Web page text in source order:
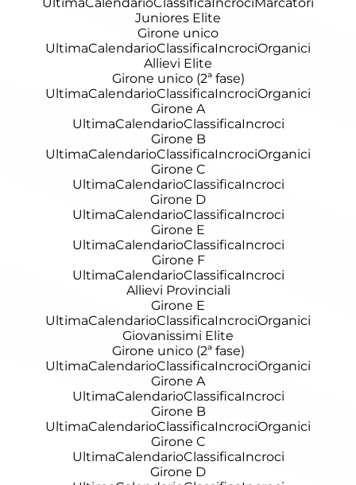
UltimaCalendarioClassificaIncrociMarcatori
Juniores Elite
Girone unico
UltimaCalendarioClassificaIncrociOrganici
Allievi Elite
Girone unico (2ª fase)
UltimaCalendarioClassificaIncrociOrganici
Girone A
UltimaCalendarioClassificaIncroci
Girone B
UltimaCalendarioClassificaIncrociOrganici
Girone C
UltimaCalendarioClassificaIncroci
Girone D
UltimaCalendarioClassificaIncroci
Girone E
UltimaCalendarioClassificaIncroci
Girone F
UltimaCalendarioClassificaIncroci
Allievi Provinciali
Girone E
UltimaCalendarioClassificaIncrociOrganici
Giovanissimi Elite
Girone unico (2ª fase)
UltimaCalendarioClassificaIncrociOrganici
Girone A
UltimaCalendarioClassificaIncroci
Girone B
UltimaCalendarioClassificaIncrociOrganici
Girone C
UltimaCalendarioClassificaIncroci
Girone D